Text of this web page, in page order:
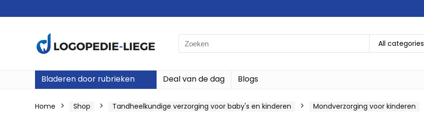
Search
for:
All categories
Bladeren door rubrieken Deal van de dag Blogs
Home Shop Tandheelkundige verzorging voor baby's en kinderen Mondverzorging voor kinderen